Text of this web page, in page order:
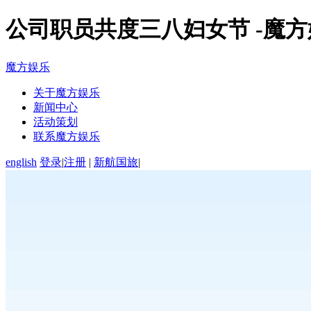
公司职员共度三八妇女节 -魔
魔方娱乐
关于魔方娱乐
新闻中心
活动策划
联系魔方娱乐
english 登录|注册 | 新航国旅|